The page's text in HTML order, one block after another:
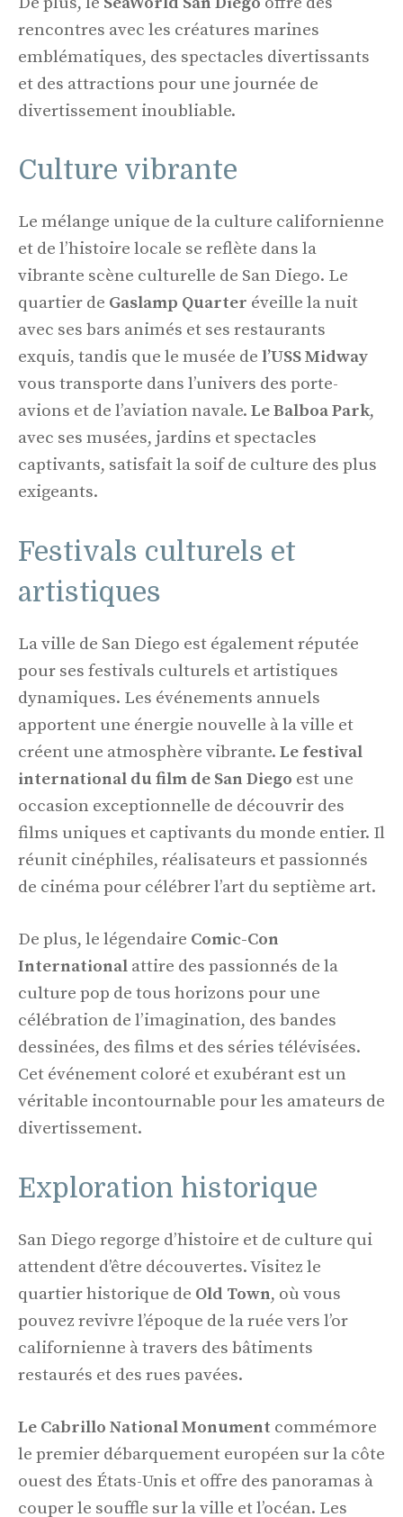
rencontres avec les créatures marines
emblématiques, des spectacles divertissants
et des attractions pour une journée de
divertissement inoubliable.
Culture vibrante
Le mélange unique de la culture californienne
et de l’histoire locale se reflète dans la
vibrante scène culturelle de San Diego. Le
quartier de Gaslamp Quarter éveille la nuit
avec ses bars animés et ses restaurants
exquis, tandis que le musée de l’USS Midway
vous transporte dans l’univers des porte-
avions et de l’aviation navale. Le Balboa Park,
avec ses musées, jardins et spectacles
captivants, satisfait la soif de culture des plus
exigeants.
Festivals culturels et
artistiques
La ville de San Diego est également réputée
pour ses festivals culturels et artistiques
dynamiques. Les événements annuels
apportent une énergie nouvelle à la ville et
créent une atmosphère vibrante. Le festival
international du film de San Diego est une
occasion exceptionnelle de découvrir des
films uniques et captivants du monde entier. Il
réunit cinéphiles, réalisateurs et passionnés
de cinéma pour célébrer l’art du septième art.
De plus, le légendaire Comic-Con
International attire des passionnés de la
culture pop de tous horizons pour une
célébration de l’imagination, des bandes
dessinées, des films et des séries télévisées.
Cet événement coloré et exubérant est un
véritable incontournable pour les amateurs de
divertissement.
Exploration historique
San Diego regorge d’histoire et de culture qui
attendent d’être découvertes. Visitez le
quartier historique de Old Town, où vous
pouvez revivre l’époque de la ruée vers l’or
californienne à travers des bâtiments
restaurés et des rues pavées.
Le Cabrillo National Monument commémore
le premier débarquement européen sur la côte
ouest des États-Unis et offre des panoramas à
couper le souffle sur la ville et l’océan. Les